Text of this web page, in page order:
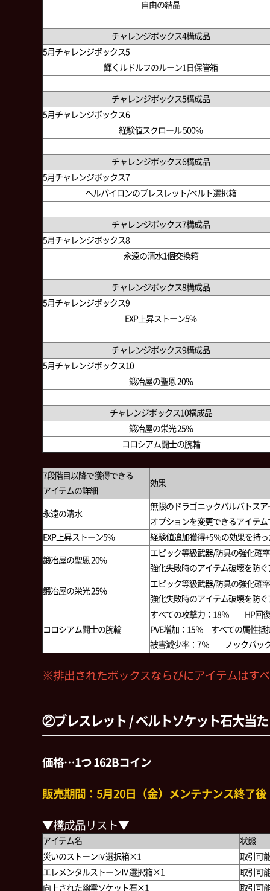
自由の結晶
チャレンジボックス4構成品
5月チャレンジボックス5
輝くルドルフのルーン1日保管箱
チャレンジボックス5構成品
5月チャレンジボックス6
経験値スクロール 500%
チャレンジボックス6構成品
5月チャレンジボックス7
ヘルパイロンのブレスレット/ベルト選択箱
チャレンジボックス7構成品
5月チャレンジボックス8
永遠の清水1個交換箱
チャレンジボックス8構成品
5月チャレンジボックス9
EXP上昇ストーン5%
チャレンジボックス9構成品
5月チャレンジボックス10
鍛冶屋の聖恩 20%
チャレンジボックス10構成品
鍛冶屋の栄光 25%
コロシアム闘士の腕輪
7段階目以降で獲得できる
アイテムの詳細
効果
永遠の清水
無限のドラゴニックバルバトスア
オプションを変更できるアイテム
EXP上昇ストーン5%
経験値追加獲得+5％の効果を持
鍛冶屋の聖恩 20%
エピック等級武器/防具の強化確
強化失敗時のアイテム破壊を防
鍛冶屋の栄光 25%
エピック等級武器/防具の強化確
強化失敗時のアイテム破壊を防
コロシアム闘士の腕輪
すべての攻撃力：18％ HP回復
PVE増加：15％ すべての属性抵
被害減少率：7％ ノックバッ
※排出されたボックスならびにアイテムはす
②ブレスレット / ベルトソケット石大当
価格…1つ 162Bコイン
販売期間：5月20日（金）メンテナンス終了後
▼構成品リスト▼
アイテム名
状態
災いのストーンⅣ選択箱×1
取引可
エレメンタルストーンⅣ選択箱×1
取引可
向上された幽霊ソケット石×1
取引可